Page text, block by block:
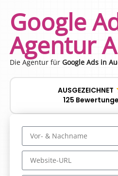
Google
Agentur
Die Agentur für Google Ads in
AUSGEZEICHNET
125